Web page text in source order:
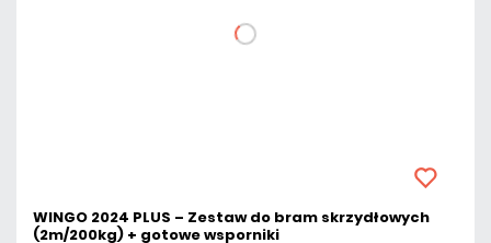
WINGO 2024 PLUS – Zestaw do bram skrzydłowych
(2m/200kg) + gotowe wsporniki